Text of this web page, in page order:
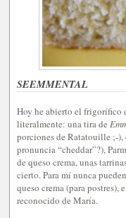
SEEMMENTAL
Hoy he abierto el frigorífico
literalmente: una tira de
porciones de Ratatouille ;-),
pronuncia “cheddar”?),
de queso crema, unas
cierto. Para mí nunca
queso crema (para postres),
reconocido de María.